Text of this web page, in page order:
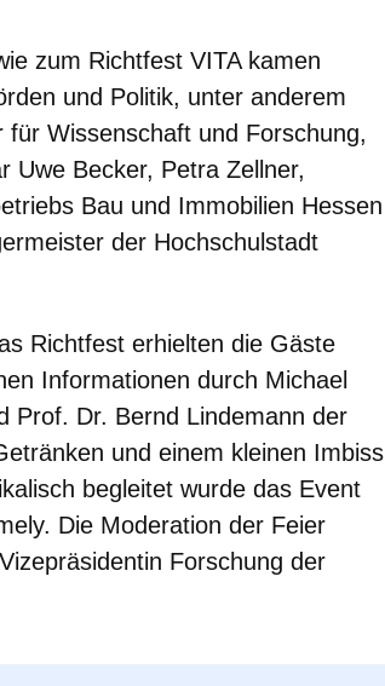
zum Richtfest VITA kamen
und Politik, unter anderem
Wissenschaft und Forschung,
Uwe Becker, Petra Zellner,
Bau und Immobilien Hessen
der Hochschulstadt
Richtfest erhielten die Gäste
Informationen durch Michael
Prof. Dr. Bernd Lindemann der
und einem kleinen Imbiss
begleitet wurde das Event
Die Moderation der Feier
Forschung der